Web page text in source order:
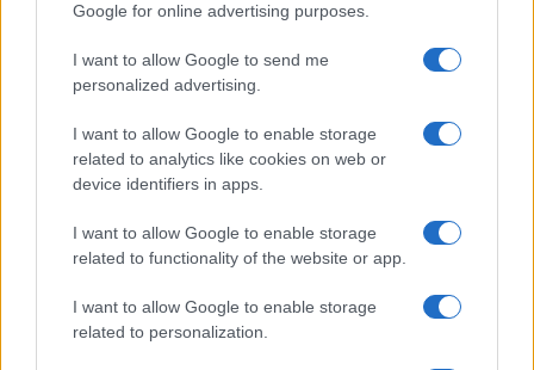
Google for online advertising purposes.
I want to allow Google to send me
personalized advertising.
I want to allow Google to enable storage
related to analytics like cookies on web or
device identifiers in apps.
I want to allow Google to enable storage
related to functionality of the website or app.
I want to allow Google to enable storage
related to personalization.